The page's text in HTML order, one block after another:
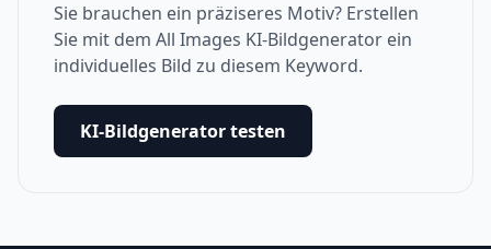
Sie brauchen ein präziseres Motiv? Erstellen
Sie mit dem All Images KI-Bildgenerator ein
individuelles Bild zu diesem Keyword.
KI-Bildgenerator testen